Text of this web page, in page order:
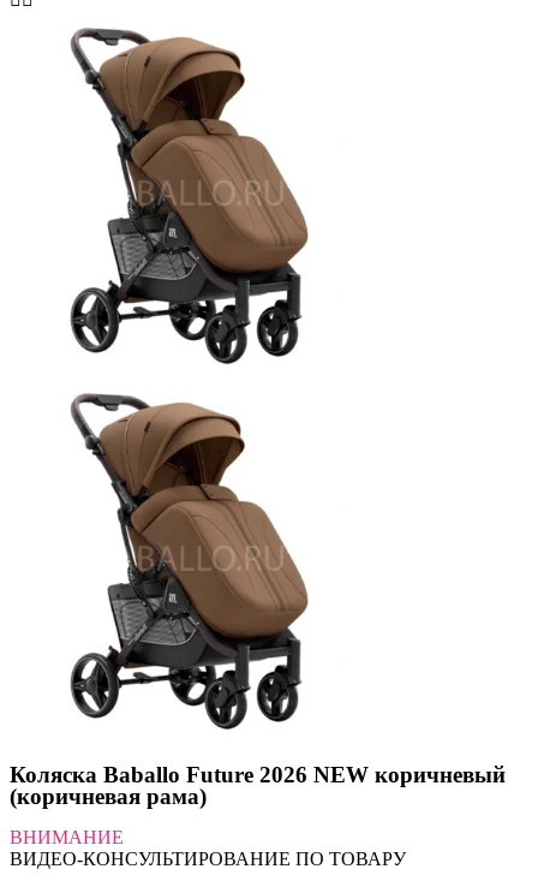
Коляска Baballo Future 2026 NEW коричневый
(коричневая рама)
ВНИМАНИЕ
ВИДЕО-КОНСУЛЬТИРОВАНИЕ ПО ТОВАРУ